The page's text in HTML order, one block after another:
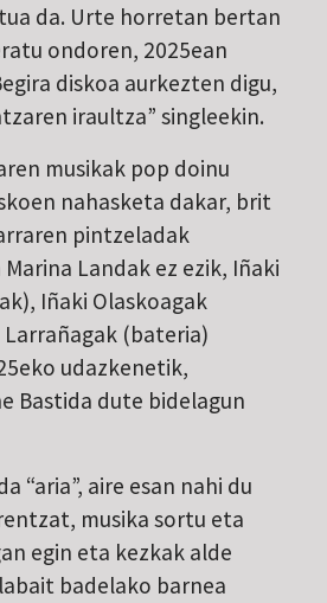
da. Urte horretan bertan
ondoren, 2025ean
diskoa aurkezten digu,
iraultza” singleekin.
musikak pop doinu
nahasketa dakar, brit
pintzeladak
Landak ez ezik, Iñaki
Iñaki Olaskoagak
(bateria)
udazkenetik,
Bastida dute bidelagun
“aria”, aire esan nahi du
musika sortu eta
egin eta kezkak alde
badelako barnea